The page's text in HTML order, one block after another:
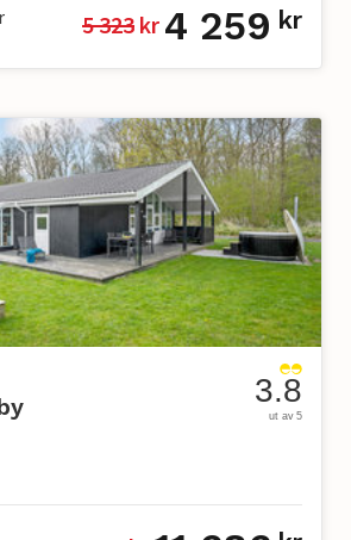
5 323 kr 4 259 kr
3.8
ut av 5